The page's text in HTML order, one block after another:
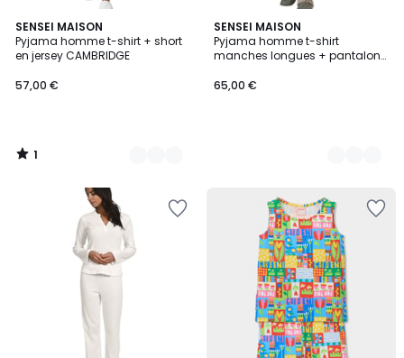
SENSEI MAISON
Pyjama homme t-shirt + short
en jersey CAMBRIDGE
57,00 €
1
/
5
3
Couleurs
1
/
SENSEI MAISON
Pyjama homme t-shirt
manches longues + pantalon
65,00 €
3
Couleurs